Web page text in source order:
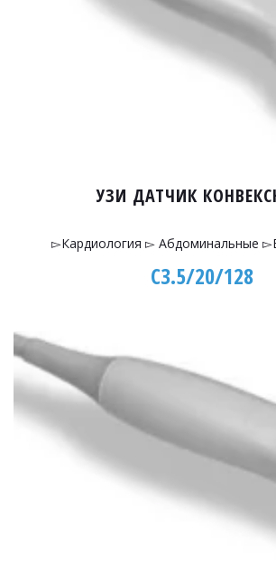
УЗИ ДАТЧИК
▻Кардиология ▻ Абдоминальные
C3.5/20/128